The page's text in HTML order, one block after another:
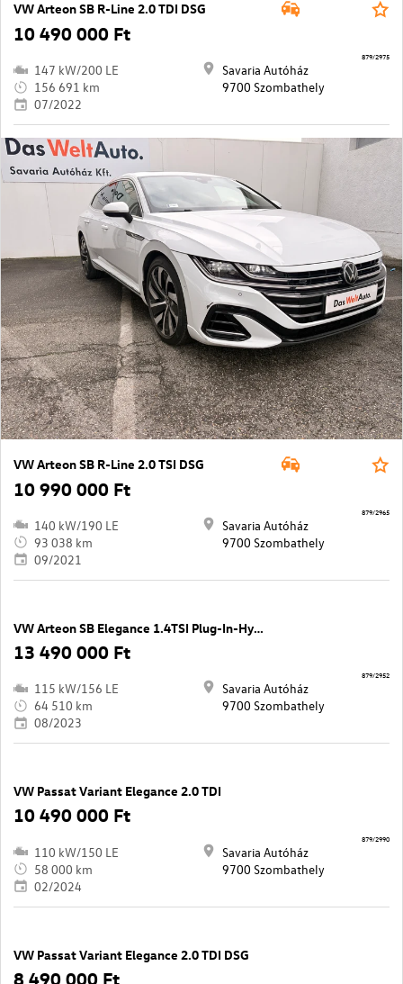
VW Arteon SB R-Line 2.0 TDI DSG
10 490 000 Ft
147 kW/200 LE
156 691 km
07/2022
Savaria Autóház
9700 Szombathely
879/2975
VW Arteon SB R-Line 2.0 TSI DSG
10 990 000 Ft
140 kW/190 LE
93 038 km
09/2021
Savaria Autóház
9700 Szombathely
879/2965
VW Arteon SB Elegance 1.4TSI Plug-In-Hybrid
13 490 000 Ft
115 kW/156 LE
64 510 km
08/2023
Savaria Autóház
9700 Szombathely
879/2952
VW Passat Variant Elegance 2.0 TDI
10 490 000 Ft
110 kW/150 LE
58 000 km
02/2024
Savaria Autóház
9700 Szombathely
879/2990
VW Passat Variant Elegance 2.0 TDI DSG
8 490 000 Ft